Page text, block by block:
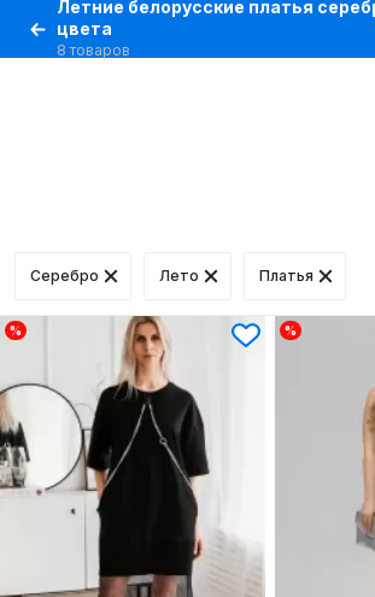
Летние белорусские платья
цвета
8 товаров
Серебро Лето Платья
% %